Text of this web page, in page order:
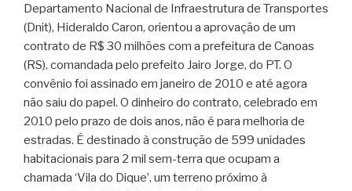
Departamento Nacional de Infraestrutura de Transportes
(Dnit), Hideraldo Caron, orientou a aprovação de um
contrato de R$ 30 milhões com a prefeitura de Canoas
(RS), comandada pelo prefeito Jairo Jorge, do PT. O
convênio foi assinado em janeiro de 2010 e até agora
não saiu do papel. O dinheiro do contrato, celebrado em
2010 pelo prazo de dois anos, não é para melhoria de
estradas. É destinado à construção de 599 unidades
habitacionais para 2 mil sem-terra que ocupam a
chamada ‘Vila do Dique’, um terreno próximo à